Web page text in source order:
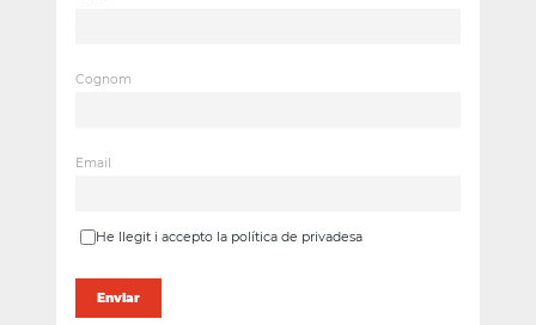
Cognom
Email
He llegit i accepto la política de privadesa